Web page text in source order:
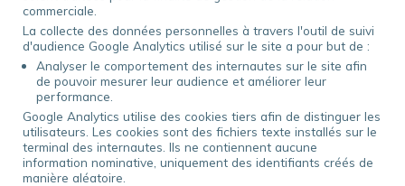
commerciale.
La collecte des données personnelles à travers l'outil de suivi
d'audience Google Analytics utilisé sur le site a pour but de :
Analyser le comportement des internautes sur le site afin
de pouvoir mesurer leur audience et améliorer leur
performance.
Google Analytics utilise des cookies tiers afin de distinguer les
utilisateurs. Les cookies sont des fichiers texte installés sur le
terminal des internautes. Ils ne contiennent aucune
information nominative, uniquement des identifiants créés de
manière aléatoire.